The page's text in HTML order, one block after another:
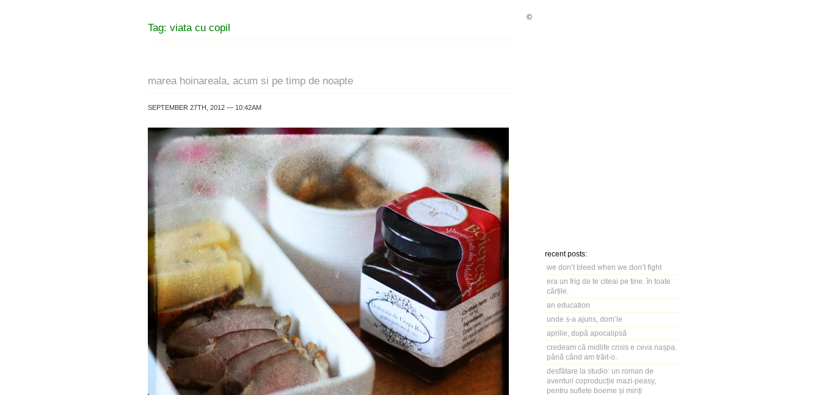
recent posts:
we don’t bleed when we don’t fight
era un frig de te citeai pe tine. în toate
cărțile.
an education
unde s-a ajuns, dom’le
aprilie, după apocalipsă
credeam că midlife crisis e ceva nașpa.
până când am trăit-o.
desfătare la studio: un roman de
aventuri coproducție mazi-peasy,
pentru suflete boeme și minți
Tag: viata cu copil
marea hoinareala, acum si pe timp de noapte
SEPTEMBER 27TH, 2012 — 10:42AM
©